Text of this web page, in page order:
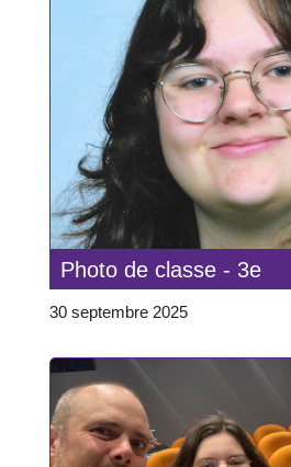
Photo de classe - 3e
30 septembre 2025